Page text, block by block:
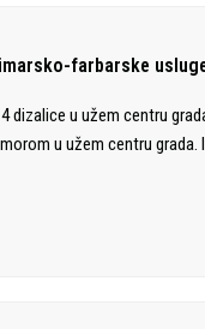
farbarske
dizalice u užem centru
u užem centru grada.